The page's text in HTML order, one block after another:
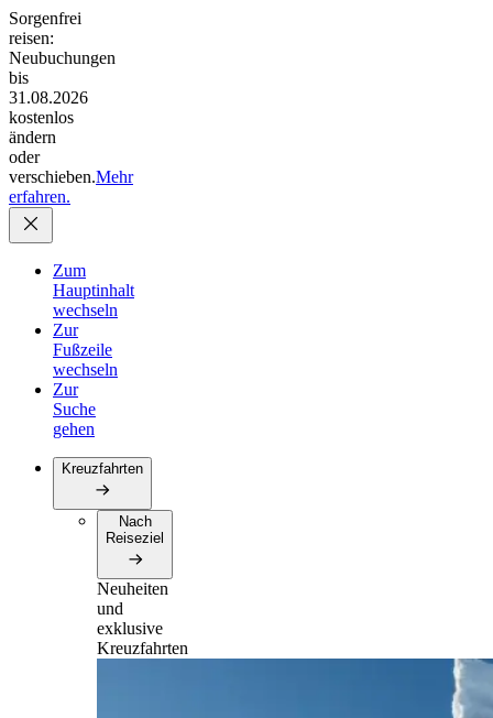
Sorgenfrei
reisen:
Neubuchungen
bis
31.08.2026
kostenlos
ändern
oder
verschieben.Mehr
erfahren.
Zum
Hauptinhalt
wechseln
Zur
Fußzeile
wechseln
Zur
Suche
gehen
Kreuzfahrten
Nach
Reiseziel
Neuheiten
und
exklusive
Kreuzfahrten